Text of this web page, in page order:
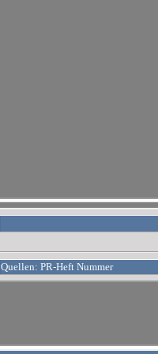
Quellen: PR-Heft Nummer